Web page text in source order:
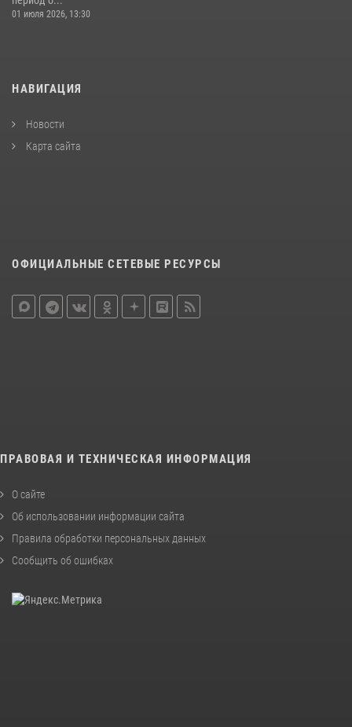
01 июля 2026, 13:30
НАВИГАЦИЯ
Новости
Карта сайта
ОФИЦИАЛЬНЫЕ СЕТЕВЫЕ РЕСУРСЫ
ПРАВОВАЯ И ТЕХНИЧЕСКАЯ ИНФОРМАЦИЯ
О сайте
Об использовании информации сайта
Правила обработки персональных данных
Сообщить об ошибках